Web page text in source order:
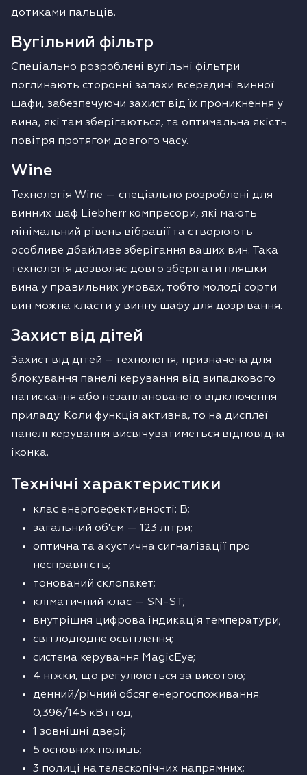
дотиками пальців.
Вугільний фільтр
Спеціально розроблені вугільні фільтри
поглинають сторонні запахи всередині винної
шафи, забезпечуючи захист від їх проникнення у
вина, які там зберігаються, та оптимальна якість
повітря протягом довгого часу.
Wine
Технологія Wine — спеціально розроблені для
винних шаф Liebherr компресори, які мають
мінімальний рівень вібрації та створюють
особливе дбайливе зберігання ваших вин. Така
технологія дозволяє довго зберігати пляшки
вина у правильних умовах, тобто молоді сорти
вин можна класти у винну шафу для дозрівання.
Захист від дітей
Захист від дітей – технологія, призначена для
блокування панелі керування від випадкового
натискання або незапланованого відключення
приладу. Коли функція активна, то на дисплеї
панелі керування висвічуватиметься відповідна
іконка.
Технічні характеристики
клас енергоефективності: В;
загальний об'єм — 123 літри;
оптична та акустична сигналізації про
несправність;
тонований склопакет;
кліматичний клас — SN-ST;
внутрішня цифрова індикація температури;
світлодіодне освітлення;
система керування MagicEye;
4 ніжки, що регулюються за висотою;
денний/річний обсяг енергоспоживання:
0,396/145 кВт.год;
1 зовнішні двері;
5 основних полиць;
3 полиці на телескопічних напрямних;